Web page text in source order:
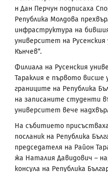
н Дан Перчун подписаха
Република Молдова
инфраструктура на
университет на
Кънчев“.
Филиала на Русенския
Тараклия е първото висше
границите на Република
на записаните студенти
университет вече
На събитието
посланик на Република
председателя на Район
жа Наталия Давидович –
консула на Република